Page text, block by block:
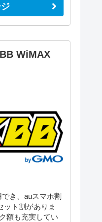
WiMAX
き、auスマホ割
ット割がありま
額も充実してい